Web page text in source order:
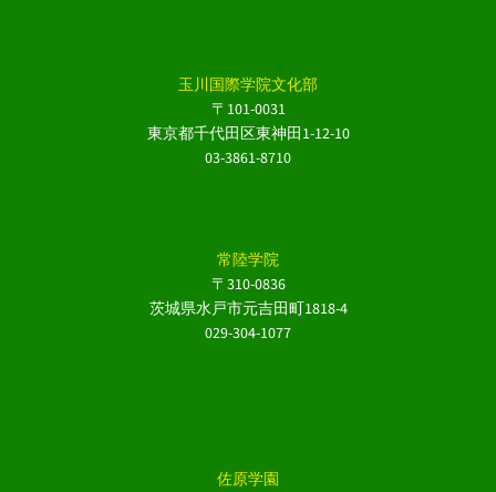
玉川国際学院文化部
〒101-0031
東京都千代田区東神田1-12-10
03-3861-8710
常陸学院
〒310-0836
茨城県水戸市元吉田町1818-4
029-304-1077
佐原学園